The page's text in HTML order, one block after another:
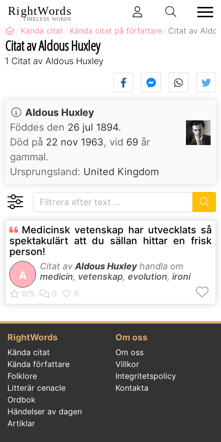
RightWords
TIMELESS WORDS
Kända citat Kända citat på författare Citat av
Citat av Aldous Huxley
1 Citat av Aldous Huxley
Aldous Huxley
Föddes den 26 jul 1894.
Död på 22 nov 1963, vid 69 år
gammal.
Ursprungsland: United Kingdom
Medicinsk vetenskap har utvecklats så
spektakulärt att du sällan hittar en frisk
person!
A
Citat av Aldous Huxley handla om
medicin, vetenskap, evolution, ironi
RightWords
Kända citat
Kända författare
Folklore
Litterär cenacle
Ordbok
Händelser av dagen
Artiklar
Om oss
Om oss
Villkor
Integritetspolicy
Kontakta